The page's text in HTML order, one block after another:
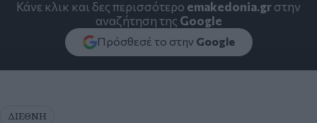
Κάνε κλικ και δες περισσότερο emakedonia.grστην
αναζήτηση της Google
Πρόσθεσέ το στην Google
ΔΙΕΘΝΗ